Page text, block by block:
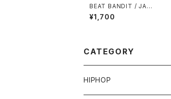
BEAT BANDIT / JAP
ANEGGAE MIX 2(CL
ASSIC CUTS)
¥1,700
CATEGORY
HIPHOP